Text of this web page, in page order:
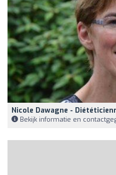
Nicole Dawagne -
Bekijk informatie en